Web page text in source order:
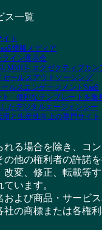
ス一覧
ト
情報メディア
イン展示会
エグゼクティブカン
セールスアウトソーシング
ルスエンゲージメントSaaS
ト - 便利なテンプレートを無
たデジタルエージェンシー
と生産性向上の専門サイト
れる場合を除き、コ
の他の権利者の許諾
改変、修正、転載等
います。
および商品・サービ
社の商標または各権